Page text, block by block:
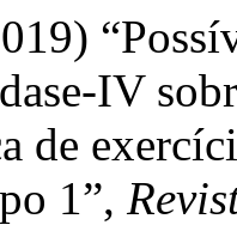
IV
de
1”,